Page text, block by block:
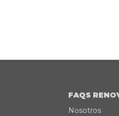
FAQS
Nosotros